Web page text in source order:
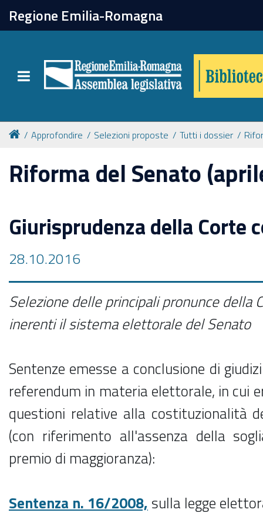
Regione Emilia-Romagna
Toggle navigation
chiudi
Catalogo online
Collezioni
Per approfondire
Approfondire Selezioni proposte Tutti i dossier
Riforma del Senato
Giurisprudenza della Corte
28.10.2016
Selezione delle principali pronunce della
inerenti il sistema elettorale del Senato
Sentenze emesse a conclusione di
referendum in materia elettorale, in cui
questioni relative alla costituzionalità
(con riferimento all'assenza della
premio di maggioranza):
Sentenza n. 16/2008, sulla legge